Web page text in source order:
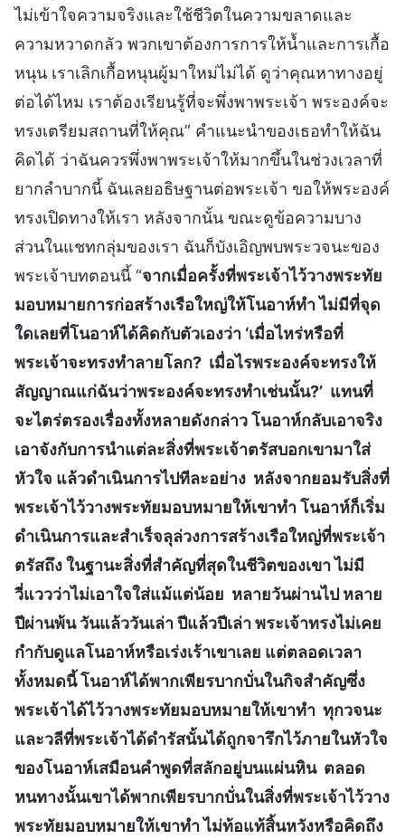
ไม่เข้าใจความจริงและใช้ชีวิตในความขลาดและ
ความหวาดกลัว พวกเขาต้องการการให้น้ำและการเกื้อ
หนุน เราเลิกเกื้อหนุนผู้มาใหม่ไม่ได้ ดูว่าคุณหาทางอยู่
ต่อได้ไหม เราต้องเรียนรู้ที่จะพึ่งพาพระเจ้า พระองค์จะ
ทรงเตรียมสถานที่ให้คุณ” คำแนะนำของเธอทำให้ฉัน
คิดได้ ว่าฉันควรพึ่งพาพระเจ้าให้มากขึ้นในช่วงเวลาที่
ยากลำบากนี้ ฉันเลยอธิษฐานต่อพระเจ้า ขอให้พระองค์
ทรงเปิดทางให้เรา หลังจากนั้น ขณะดูข้อความบาง
ส่วนในแชทกลุ่มของเรา ฉันก็บังเอิญพบพระวจนะของ
พระเจ้าบทตอนนี้ “จากเมื่อครั้งที่พระเจ้าไว้วางพระทัย
มอบหมายการก่อสร้างเรือใหญ่ให้โนอาห์ทำ ไม่มีที่จุด
ใดเลยที่โนอาห์ได้คิดกับตัวเองว่า ‘เมื่อไหร่หรือที่
พระเจ้าจะทรงทำลายโลก? เมื่อไรพระองค์จะทรงให้
สัญญาณแก่ฉันว่าพระองค์จะทรงทำเช่นนั้น?’ แทนที่
จะไตร่ตรองเรื่องทั้งหลายดังกล่าว โนอาห์กลับเอาจริง
เอาจังกับการนำแต่ละสิ่งที่พระเจ้าตรัสบอกเขามาใส่
หัวใจ แล้วดำเนินการไปทีละอย่าง หลังจากยอมรับสิ่งที่
พระเจ้าไว้วางพระทัยมอบหมายให้เขาทำ โนอาห์ก็เริ่ม
ดำเนินการและสำเร็จลุล่วงการสร้างเรือใหญ่ที่พระเจ้า
ตรัสถึง ในฐานะสิ่งที่สำคัญที่สุดในชีวิตของเขา ไม่มี
วี่แววว่าไม่เอาใจใส่แม้แต่น้อย หลายวันผ่านไป หลาย
ปีผ่านพ้น วันแล้ววันเล่า ปีแล้วปีเล่า พระเจ้าทรงไม่เคย
กำกับดูแลโนอาห์หรือเร่งเร้าเขาเลย แต่ตลอดเวลา
ทั้งหมดนี้ โนอาห์ได้พากเพียรบากบั่นในกิจสำคัญซึ่ง
พระเจ้าได้ไว้วางพระทัยมอบหมายให้เขาทำ ทุกวจนะ
และวลีที่พระเจ้าได้ดำรัสนั้นได้ถูกจารึกไว้ภายในหัวใจ
ของโนอาห์เสมือนคำพูดที่สลักอยู่บนแผ่นหิน ตลอด
หนทางนั้นเขาได้พากเพียรบากบั่นในสิ่งที่พระเจ้าไว้วาง
พระทัยมอบหมายให้เขาทำ ไม่ท้อแท้สิ้นหวังหรือคิดถึง